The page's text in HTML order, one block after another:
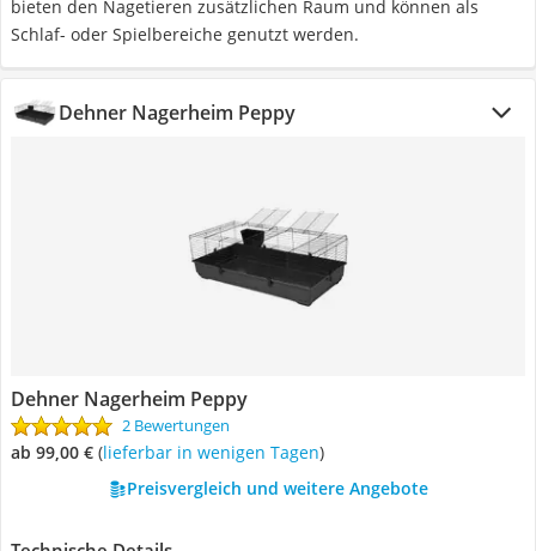
bieten den Nagetieren zusätzlichen Raum und können als
Schlaf- oder Spielbereiche genutzt werden.
Dehner Nagerheim Peppy
Dehner Nagerheim Peppy
2 Bewertungen
ab 99,00 € ( Lieferbar in wenigen Tagen)
Preisvergleich und weitere Angebote